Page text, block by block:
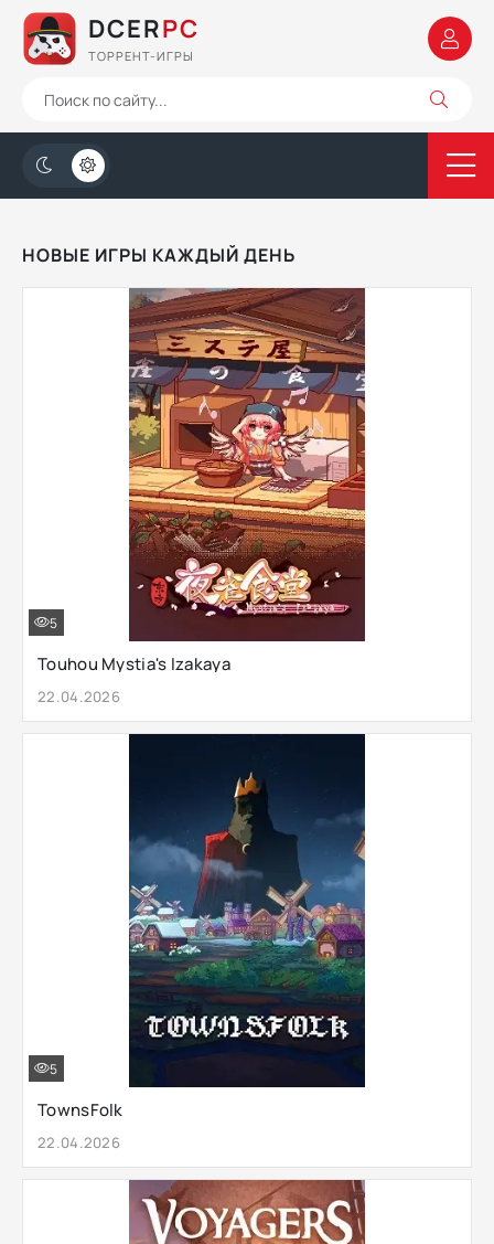
DCERPC
ТОРРЕНТ-ИГРЫ
НОВЫЕ ИГРЫ КАЖДЫЙ ДЕНЬ
Touhou Mystia's Izakaya
22.04.2026
5
TownsFolk
22.04.2026
5